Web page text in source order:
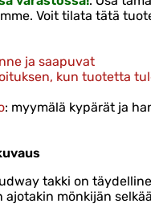
Voit tilata tätä
ja saapuvat
kun tuotetta
: myymälä kypärät ja
takki on
ajotakin mönkijän